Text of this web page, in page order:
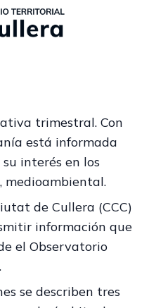
trimestral. Con
está informada
interés en los
medioambiental.
de Cullera (CCC)
información que
el Observatorio
se describen tres